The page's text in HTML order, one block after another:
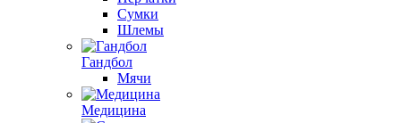
Сумки
Шлемы
Гандбол
Мячи
Медицина